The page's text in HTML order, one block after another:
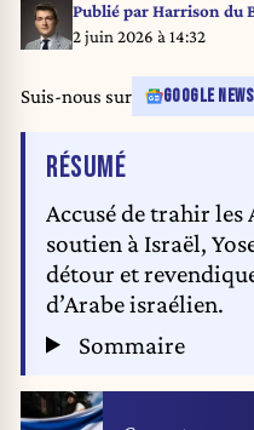
Publié parHarrison du
2 juin 2026 à 14:32
Suis-nous sur GOOGLE NEWS
RÉSUMÉDE L'ARTICLE
Accusé de trahir les
soutien à Israël,
détour et
d’Arabe israélien.
Sommaire